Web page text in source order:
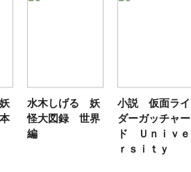
水木しげる 妖
怪大図録 世界
編
小説 仮面ライ
ダーガッチャー
ド Ｕｎｉｖｅ
ｒｓｉｔｙ